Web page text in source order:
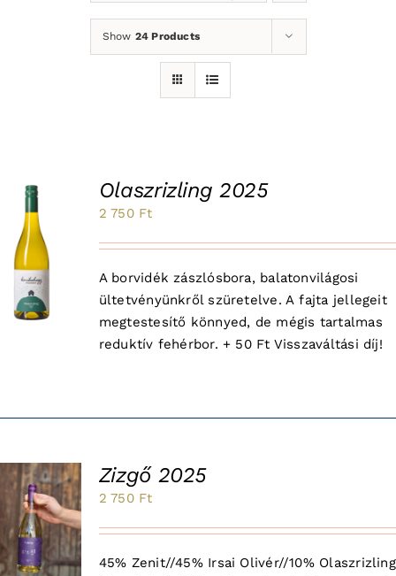
Show 24 Products
Olaszrizling 2025
2 750 Ft
A borvidék zászlósbora, balatonvilágosi
ültetvényünkről szüretelve. A fajta jellegeit
megtestesítő könnyed, de mégis tartalmas
reduktív fehérbor. + 50 Ft Visszaváltási díj!
Zizgő 2025
2 750 Ft
45% Zenit//45% Irsai Olivér//10% Olaszrizling